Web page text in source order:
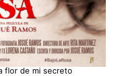
flor de mi secreto